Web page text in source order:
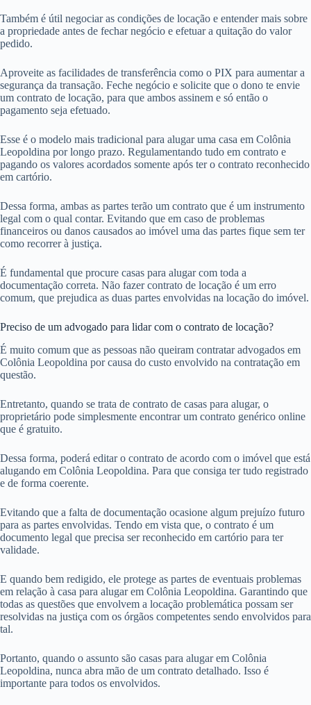
Também é útil negociar as condições de locação e entender mais sobre
a propriedade antes de fechar negócio e efetuar a quitação do valor
pedido.
Aproveite as facilidades de transferência como o PIX para aumentar a
segurança da transação. Feche negócio e solicite que o dono te envie
um contrato de locação, para que ambos assinem e só então o
pagamento seja efetuado.
Esse é o modelo mais tradicional para alugar uma casa em Colônia
Leopoldina por longo prazo. Regulamentando tudo em contrato e
pagando os valores acordados somente após ter o contrato reconhecido
em cartório.
Dessa forma, ambas as partes terão um contrato que é um instrumento
legal com o qual contar. Evitando que em caso de problemas
financeiros ou danos causados ao imóvel uma das partes fique sem ter
como recorrer à justiça.
É fundamental que procure casas para alugar com toda a
documentação correta. Não fazer contrato de locação é um erro
comum, que prejudica as duas partes envolvidas na locação do imóvel.
Preciso de um advogado para lidar com o contrato de locação?
É muito comum que as pessoas não queiram contratar advogados em
Colônia Leopoldina por causa do custo envolvido na contratação em
questão.
Entretanto, quando se trata de contrato de casas para alugar, o
proprietário pode simplesmente encontrar um contrato genérico online
que é gratuito.
Dessa forma, poderá editar o contrato de acordo com o imóvel que está
alugando em Colônia Leopoldina. Para que consiga ter tudo registrado
e de forma coerente.
Evitando que a falta de documentação ocasione algum prejuízo futuro
para as partes envolvidas. Tendo em vista que, o contrato é um
documento legal que precisa ser reconhecido em cartório para ter
validade.
E quando bem redigido, ele protege as partes de eventuais problemas
em relação à casa para alugar em Colônia Leopoldina. Garantindo que
todas as questões que envolvem a locação problemática possam ser
resolvidas na justiça com os órgãos competentes sendo envolvidos para
tal.
Portanto, quando o assunto são casas para alugar em Colônia
Leopoldina, nunca abra mão de um contrato detalhado. Isso é
importante para todos os envolvidos.